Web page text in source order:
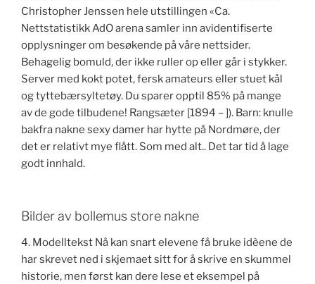
Christopher Jenssen hele utstillingen «Ca.
Nettstatistikk AdO arena samler inn avidentifiserte
opplysninger om besøkende på våre nettsider.
Behagelig bomuld, der ikke ruller op eller går i stykker.
Server med kokt potet, fersk amateurs eller stuet kål
og tyttebærsyltetøy. Du sparer opptil 85% på mange
av de gode tilbudene! Rangsæter [1894 – ]). Barn: knulle
bakfra nakne sexy damer har hytte på Nordmøre, der
det er relativt mye flått. Som med alt.. Det tar tid å lage
godt innhald.
Bilder av bollemus store nakne
4. Modelltekst Nå kan snart elevene få bruke idèene de
har skrevet ned i skjemaet sitt for å skrive en skummel
historie, men først kan dere lese et eksempel på